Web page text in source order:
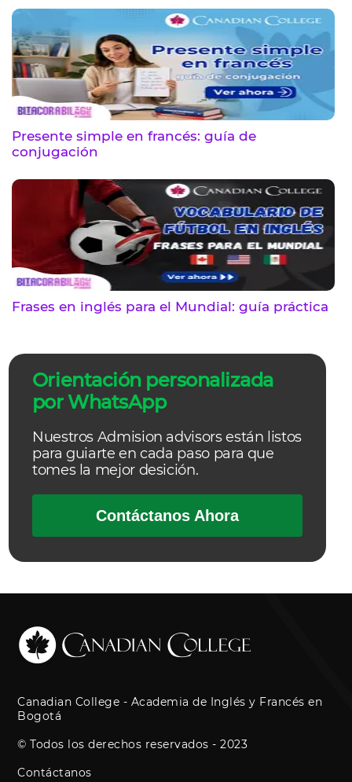
Presente simple en francés: guía de
conjugación
Frases en inglés para el Mundial: guía práctica
Orientación personalizada
por WhatsApp
Nuestros Admision advisors están listos
para guiarte en cada paso para que
tomes la mejor desición.
Contáctanos Ahora
Canadian College - Academia de Inglés y Francés en
Bogotá
© Todos los derechos reservados - 2023
Contáctanos